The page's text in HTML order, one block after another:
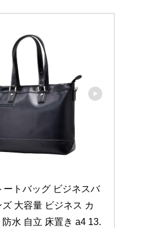
ートバッグ ビジネスバ
ズ 大容量 ビジネス カ
防水 自立 床置き a4 13.